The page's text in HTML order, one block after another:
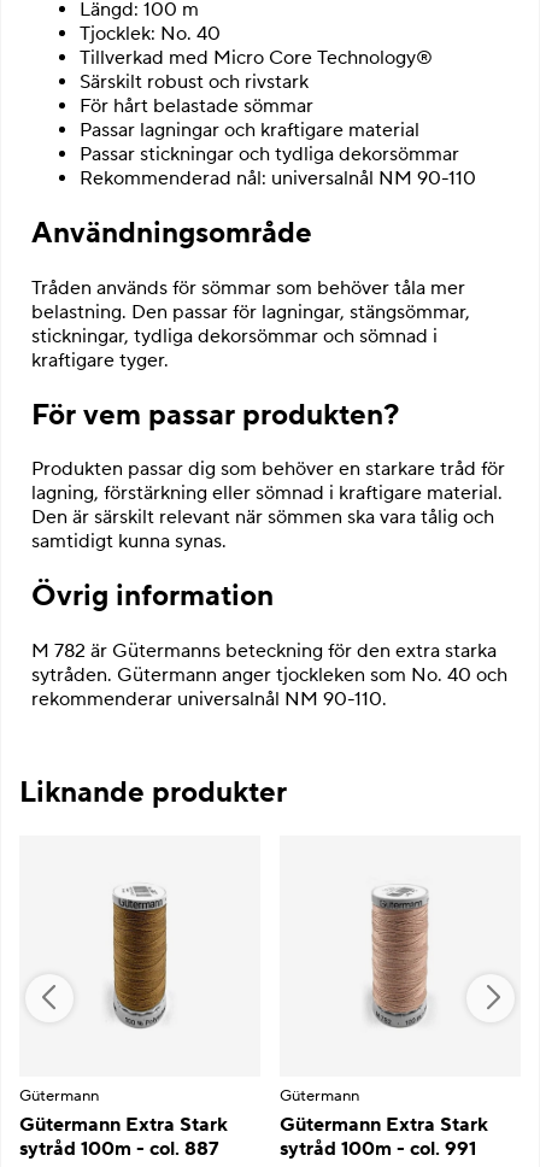
Längd: 100 m
Tjocklek: No. 40
Tillverkad med Micro Core Technology®
Särskilt robust och rivstark
För hårt belastade sömmar
Passar lagningar och kraftigare material
Passar stickningar och tydliga dekorsömmar
Rekommenderad nål: universalnål NM 90-110
Användningsområde
Tråden används för sömmar som behöver tåla mer
belastning. Den passar för lagningar, stängsömmar,
stickningar, tydliga dekorsömmar och sömnad i
kraftigare tyger.
För vem passar produkten?
Produkten passar dig som behöver en starkare tråd för
lagning, förstärkning eller sömnad i kraftigare material.
Den är särskilt relevant när sömmen ska vara tålig och
samtidigt kunna synas.
Övrig information
M 782 är Gütermanns beteckning för den extra starka
sytråden. Gütermann anger tjockleken som No. 40 och
rekommenderar universalnål NM 90-110.
Liknande produkter
Gütermann
Gütermann Extra Stark
sytråd 100m - col. 887
Gütermann
Gütermann Extra Stark
sytråd 100m - col. 991